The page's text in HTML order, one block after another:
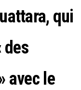
qui
des
avec le